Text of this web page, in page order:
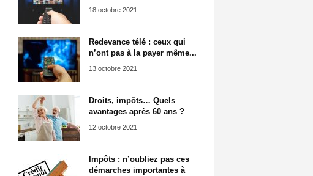
18 octobre 2021
Redevance télé : ceux qui
n’ont pas à la payer même...
13 octobre 2021
Droits, impôts… Quels
avantages après 60 ans ?
12 octobre 2021
Impôts : n’oubliez pas ces
démarches importantes à